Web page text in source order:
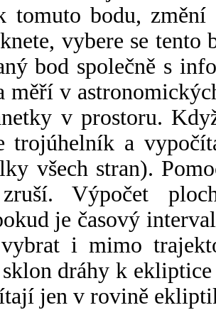
tomuto bodu,
vybere se tento
bod společně s
měří v
v prostoru.
trojúhelník a
všech stran).
Výpočet
je časový
i mimo
dráhy k
jen v rovině